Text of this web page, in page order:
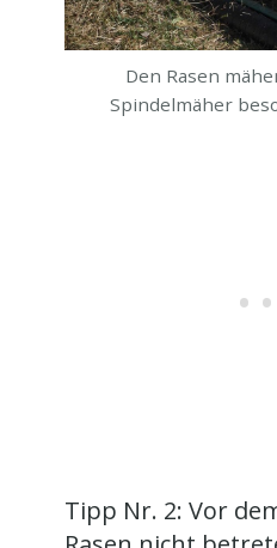
Den Rasen
Spindelmäher
Tipp Nr. 2: Vor